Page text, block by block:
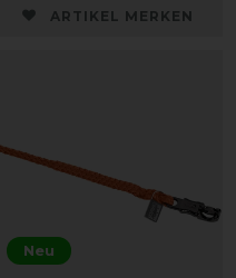
ARTIKEL MERKEN
Neu